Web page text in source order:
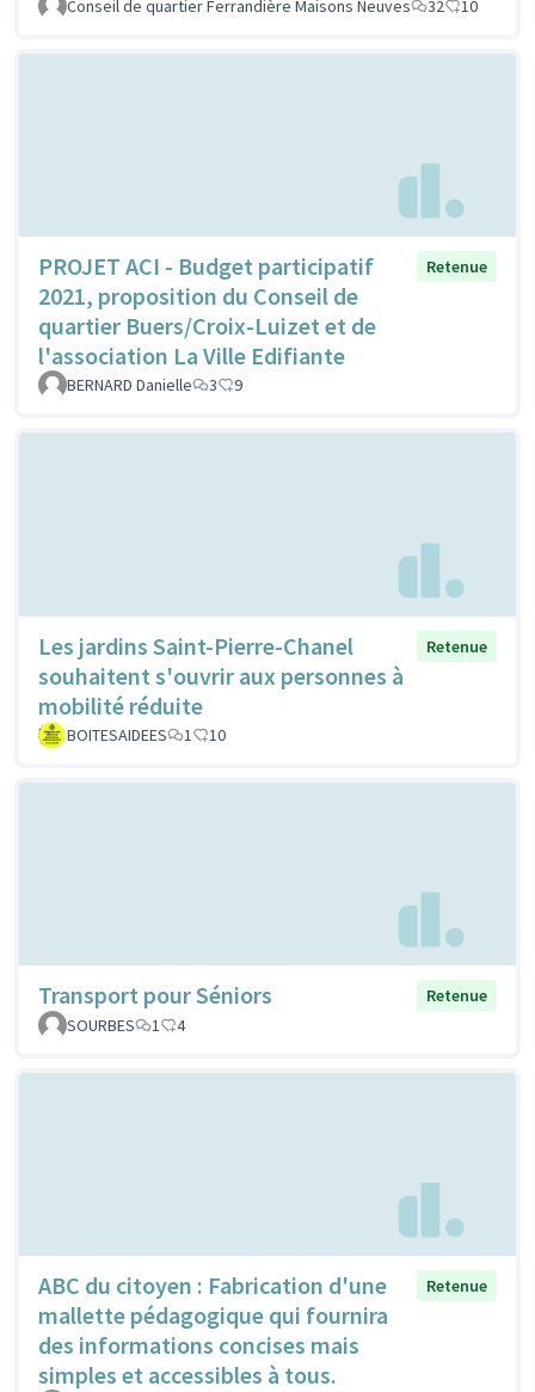
Conseil de quartier Ferrandière Maisons Neuves 32 10
PROJET ACI - Budget participatif
2021, proposition du Conseil de
quartier Buers/Croix-Luizet et de
l'association La Ville Edifiante
Retenue
BERNARD Danielle 3 9
Les jardins Saint-Pierre-Chanel
souhaitent s'ouvrir aux personnes à
mobilité réduite
Retenue
BOITESAIDEES 1 10
Transport pour Séniors
Retenue
SOURBES
1 4
ABC du citoyen : Fabrication d'une
mallette pédagogique qui fournira
des informations concises mais
simples et accessibles à tous.
Retenue